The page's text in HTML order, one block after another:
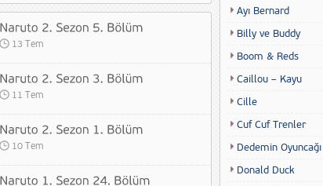
13 Tem
11 Tem
10 Tem
Ayı Bernard
Billy ve Buddy
Boom & Reds
Caillou – Kayu
Cille
Cuf Cuf Trenler
Dedemin Oyuncağı
Donald Duck